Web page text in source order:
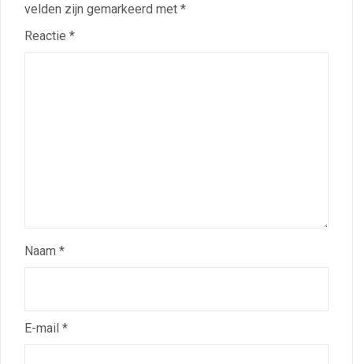
velden zijn gemarkeerd met *
Reactie *
Naam *
E-mail *